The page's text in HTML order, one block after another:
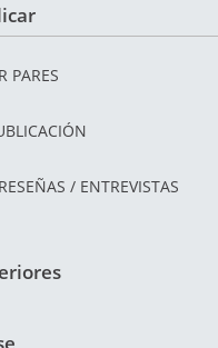
PARES
/ ENTREVISTAS